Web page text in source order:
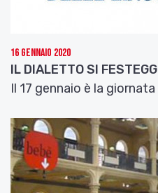
16 Gennaio 2020
IL DIALETTO SI
Il 17 gennaio è la